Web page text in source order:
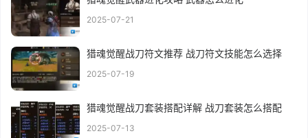
2025-07-21
猎魂觉醒战刀符文推荐 战刀符文技能怎么选择
2025-07-19
猎魂觉醒战刀套装搭配详解 战刀套装怎么搭配
2025-07-13